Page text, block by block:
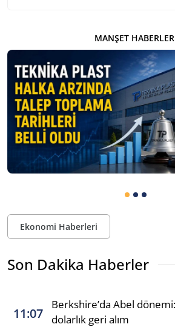
MANŞET
Ekonomi Haberleri
Son Dakika Haberler
11:07
Berkshire’da Abel
dolarlık geri alım